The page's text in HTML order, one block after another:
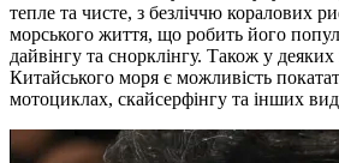
тепле та чисте, з безліччю коралових
морського життя, що робить його
дайвінгу та снорклінгу. Також у
Китайського моря є можливість
мотоциклах, скайсерфінгу та інших